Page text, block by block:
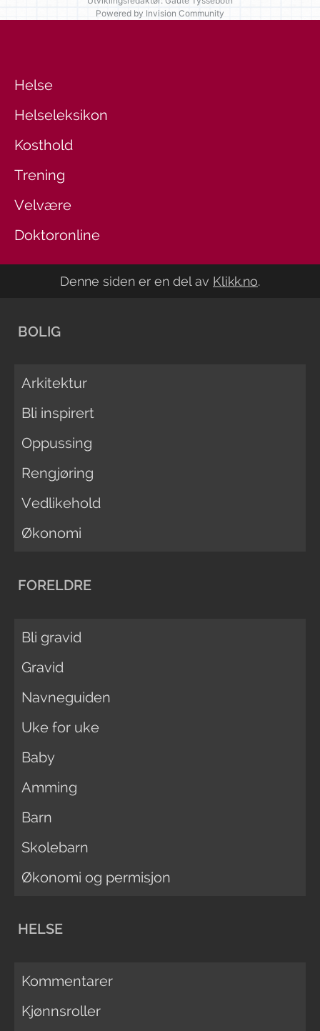
Powered by Invision Community
Helse
Helseleksikon
Kosthold
Trening
Velvære
Doktoronline
Denne siden er en del av Klikk.no.
BOLIG
Arkitektur
Bli inspirert
Oppussing
Rengjøring
Vedlikehold
Økonomi
FORELDRE
Bli gravid
Gravid
Navneguiden
Uke for uke
Baby
Amming
Barn
Skolebarn
Økonomi og permisjon
HELSE
Kommentarer
Kjønnsroller